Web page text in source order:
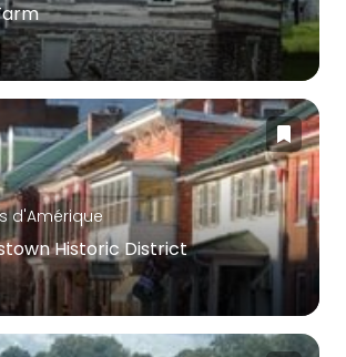
d'Amérique
Historic District